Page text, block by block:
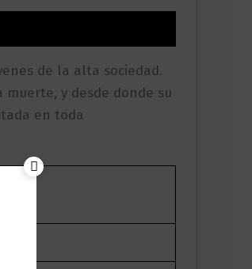
de la alta sociedad.
y desde donde su
en toda